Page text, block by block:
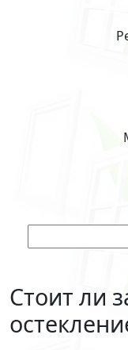
Стоит ли